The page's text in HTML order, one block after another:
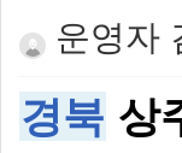
운영자
경북 상